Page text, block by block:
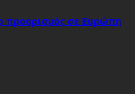
προορισμός σε Ευρώπη